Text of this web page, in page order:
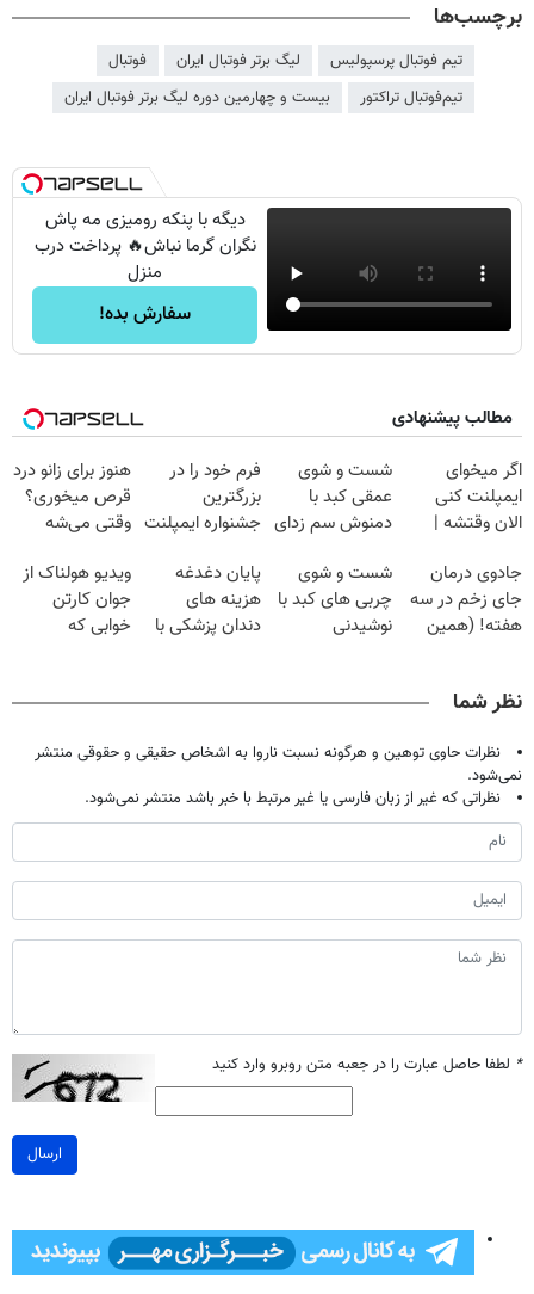
برچسب‌ها
تیم فوتبال پرسپولیس لیگ برتر فوتبال ایران
فوتبال
تیم‌فوتبال تراکتور
بیست و چهارمین دوره لیگ برتر فوتبال ایران
دیگه با پنکه رومیزی مه پاش
نگران گرما نباش🔥 پرداخت درب
منزل
سفارش بده!
مطالب پیشنهادی
اگر میخوای
ایمپلنت کنی
الان وقتشه |
میلیون تومان!!!
شست و شوی
عمقی کبد با
دمنوش سم زدای
فرم خود را در
بزرگترین
جشنواره ایمپلنت
فقط ۲۵ میلیون
هنوز برای زانو درد
قرص میخوری؟
وقتی می‌شه
درمانش کرد؟؟؟؟
جادوی درمان
جای زخم در سه
هفته! (همین
شست و شوی
چربی های کبد با
نوشیدنی
پایان دغدغه
هزینه های
دندان پزشکی با
ویدیو هولناک از
جوان کارتن
خوابی که
نظر شما
نظرات حاوی توهین و هرگونه نسبت ناروا به اشخاص حقیقی و حقوقی منتشر
نمی‌شود.
نظراتی که غیر از زبان فارسی یا غیر مرتبط با خبر باشد منتشر نمی‌شود.
* لطفا حاصل عبارت را در جعبه متن روبرو وارد کنید
ارسال